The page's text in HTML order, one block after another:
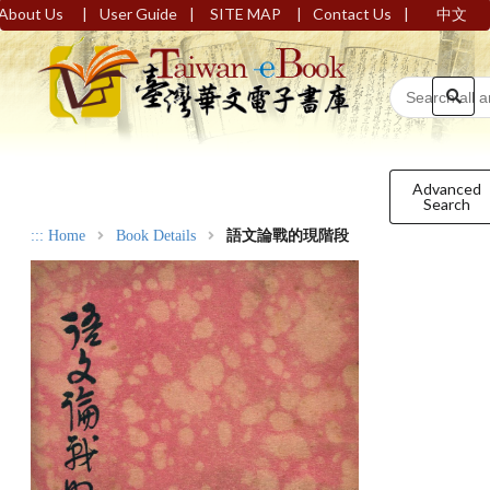
Us | User Guide | SITE MAP | Contact Us | 中文
Advanced
Search
::: Home Book Details 語文論戰的現階段